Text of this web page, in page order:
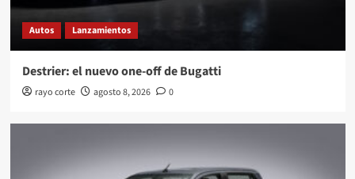
Autos Lanzamientos
Destrier: el nuevo one-off de Bugatti
rayo corte agosto 8, 2026 0